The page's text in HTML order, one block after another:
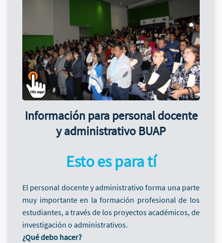
Información para personal docente
y administrativo BUAP
Esto es para tí
El personal docente y administrativo forma una parte
muy importante en la formación profesional de los
estudiantes, a través de los proyectos académicos, de
investigación o administrativos.
¿Qué debo hacer?